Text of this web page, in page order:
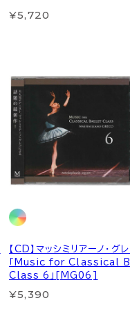
¥5,720
【CD】マッシミリアーノ・グレ
「Music for Classical
Class 6」[MG06]
¥5,390